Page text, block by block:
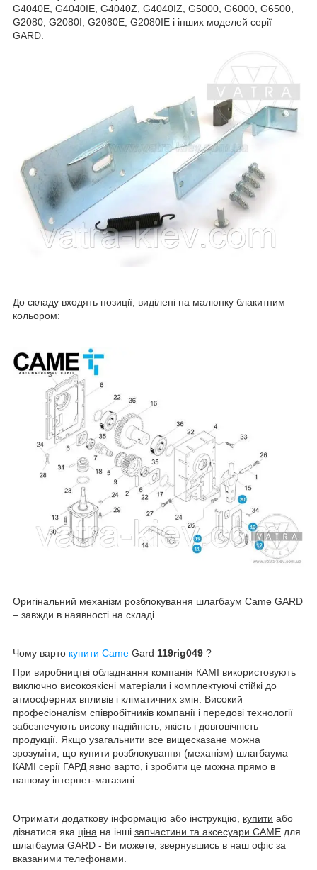
G4040E, G4040IE, G4040Z, G4040IZ, G5000, G6000, G6500,
G2080, G2080I, G2080E, G2080IE і інших моделей серії
GARD.
До складу входять позиції, виділені на малюнку блакитним
кольором:
Оригінальний механізм розблокування шлагбаум Came GARD
– завжди в наявності на складі.
Чому варто купити Came Gard 119rig049 ?
При виробництві обладнання компанія КАМІ використовують
виключно високоякісні матеріали і комплектуючі стійкі до
атмосферних впливів і кліматичних змін. Високий
професіоналізм співробітників компанії і передові технології
забезпечують високу надійність, якість і довговічність
продукції. Якщо узагальнити все вищесказане можна
зрозуміти, що купити розблокування (механізм) шлагбаума
КАМІ серії ГАРД явно варто, і зробити це можна прямо в
нашому інтернет-магазині.
Отримати додаткову інформацію або інструкцію, купити або
дізнатися яка ціна на інші запчастини та аксесуари CAME для
шлагбаума GARD - Ви можете, звернувшись в наш офіс за
вказаними телефонами.